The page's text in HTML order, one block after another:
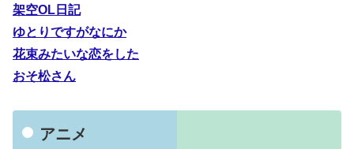
架空OL日記
ゆとりですがなにか
花束みたいな恋をした
おそ松さん
アニメ